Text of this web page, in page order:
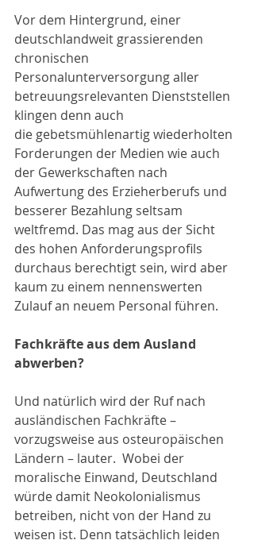
Vor dem Hintergrund, einer
deutschlandweit grassierenden
chronischen
Personalunterversorgung aller
betreuungsrelevanten Dienststellen
klingen denn auch
die gebetsmühlenartig wiederholten
Forderungen der Medien wie auch
der Gewerkschaften nach
Aufwertung des Erzieherberufs und
besserer Bezahlung seltsam
weltfremd. Das mag aus der Sicht
des hohen Anforderungsprofils
durchaus berechtigt sein, wird aber
kaum zu einem nennenswerten
Zulauf an neuem Personal führen.
Fachkräfte aus dem Ausland
abwerben?
Und natürlich wird der Ruf nach
ausländischen Fachkräfte –
vorzugsweise aus osteuropäischen
Ländern – lauter.  Wobei der
moralische Einwand, Deutschland
würde damit Neokolonialismus
betreiben, nicht von der Hand zu
weisen ist. Denn tatsächlich leiden